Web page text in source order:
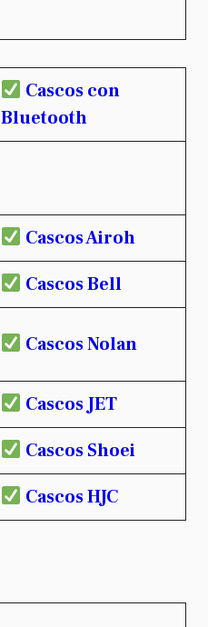
Cascos con
Bluetooth
Cascos Airoh
Cascos Bell
Cascos Nolan
Cascos JET
Cascos Shoei
Cascos HJC